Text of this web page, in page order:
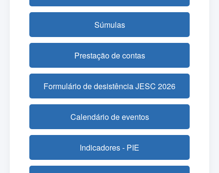
Súmulas
Prestação de contas
Formulário de desistência JESC 2026
Calendário de eventos
Indicadores - PIE